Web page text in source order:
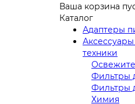
Ваша корзина
Каталог
Адаптеры
техники
Фильтры
Фильтры
Химия